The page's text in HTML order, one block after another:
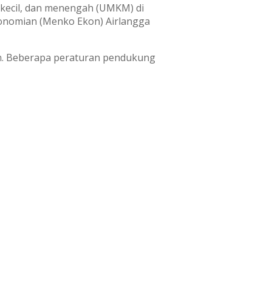
dan menengah (UMKM) di
(Menko Ekon) Airlangga
Beberapa peraturan pendukung